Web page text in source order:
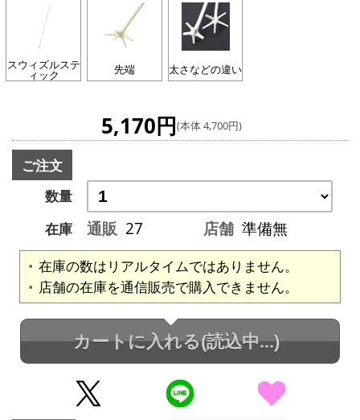
スウィズルステ
ィック 先端 太さなどの違い
5,170円(本体 4,700円)
ご注文
数量
在庫
通販 27 店舗 準備無
在庫の数はリアルタイムではありません。
店舗の在庫を通信販売で購入できません。
カートに入れる(読込中...)